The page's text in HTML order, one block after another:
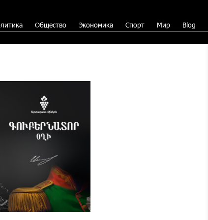
Общество Экономика Спорт Мир Blog